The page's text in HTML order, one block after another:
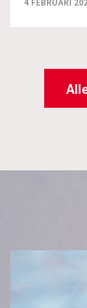
4 FEBRUARI